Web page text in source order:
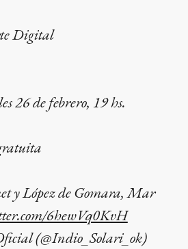
Digital
26 de febrero, 19 hs.
y López de Gomara, Mar
6hewVq0KvH
(@Indio_Solari_ok)